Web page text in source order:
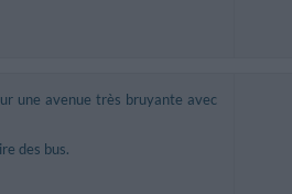
une avenue très bruyante avec
des bus.